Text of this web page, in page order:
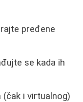
pređene
se kada ih
i virtualnog)